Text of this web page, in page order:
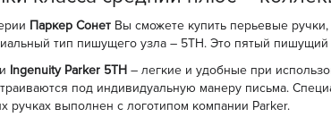
Паркер Сонет Вы сможете купить перьевые
тип пишущего узла – 5TH. Это пятый пишущий
Ingenuity Parker 5TH – легкие и удобные при
под индивидуальную манеру письма.
ручках выполнен с логотипом компании Parker.